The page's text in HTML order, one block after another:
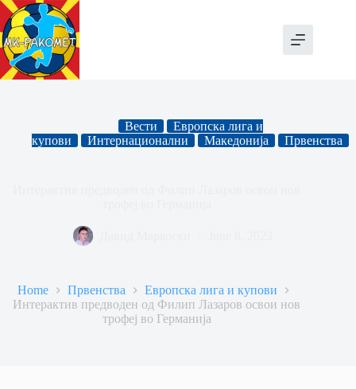
Skip
to
content
Вести
Европска лига и
купови
Интернационални Македонија Првенства
Home Првенства
Европска лига и купови
Интерактив предводен од Филип Лазаров освои нов
трофеј во Германија